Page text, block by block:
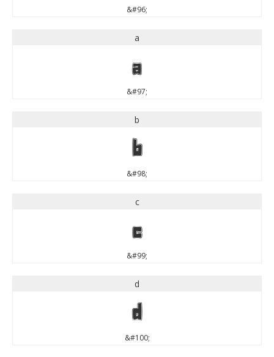
&#96;
a
a
&#97;
b
b
&#98;
c
c
&#99;
d
d
&#100;